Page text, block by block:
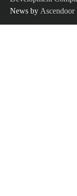
News by Ascendoor